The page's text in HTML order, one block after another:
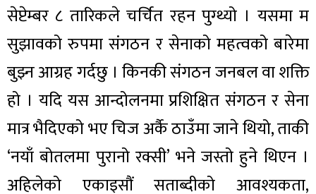
सेप्टेम्बर ८ तारिकले चर्चित रहन पुग्थ्यो । यसमा म
सुझावको रुपमा संगठन र सेनाको महत्वको बारेमा
बुझ्न आग्रह गर्दछु । किनकी संगठन जनबल वा शक्ति
हो । यदि यस आन्दोलनमा प्रशिक्षित संगठन र सेना
मात्र भैदिएको भए चिज अर्कै ठाउँमा जाने थियो, ताकी
‘नयाँ बोतलमा पुरानो रक्सी’ भने जस्तो हुने थिएन ।
अहिलेको एकाइसौं सताब्दीको आवश्यकता,